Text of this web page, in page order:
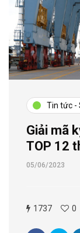
Tin tức -
Giải mã
TOP 12
05/06/2023
1737 0